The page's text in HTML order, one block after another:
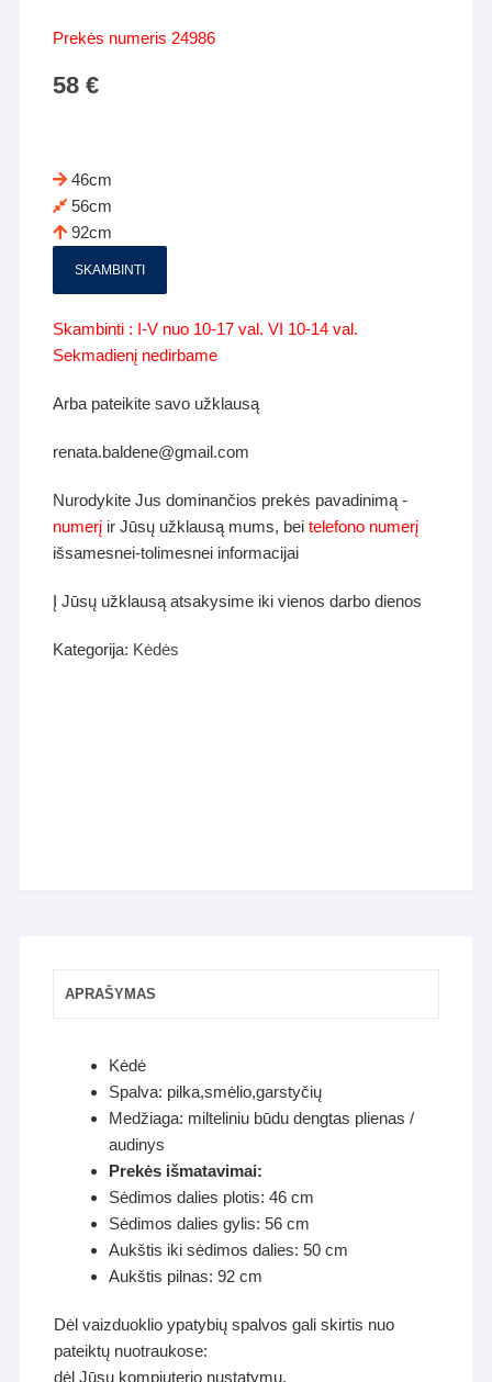
Prekės numeris 24986
58€
46cm
56cm
92cm
SKAMBINTI
Skambinti : I-V nuo 10-17 val. VI 10-14 val.
Sekmadienį nedirbame
Arba pateikite savo užklausą
renata.baldene@gmail.com
Nurodykite Jus dominančios prekės pavadinimą -
numerį ir Jūsų užklausą mums, beitelefono numerį
išsamesnei-tolimesnei informacijai
Į Jūsų užklausą atsakysime iki vienos darbo dienos
Kategorija: Kėdės
APRAŠYMAS
Kėdė
Spalva: pilka,smėlio,garstyčių
Medžiaga: milteliniu būdu dengtas plienas /
audinys
Prekės išmatavimai:
Sėdimos dalies plotis: 46 cm
Sėdimos dalies gylis: 56 cm
Aukštis iki sėdimos dalies: 50 cm
Aukštis pilnas: 92 cm
Dėl vaizduoklio ypatybių spalvos gali skirtis nuo
pateiktų nuotraukose:
dėl Jūsų kompiuterio nustatymų,